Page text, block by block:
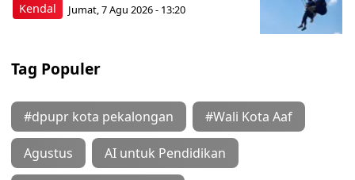
Kendal Jumat, 7 Agu 2026 - 13:20
Tag Populer
#dpupr kota pekalongan #Wali Kota Aaf
Agustus AI untuk Pendidikan